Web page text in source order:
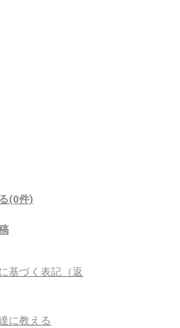
(0件)
基づく表記（返
に教える